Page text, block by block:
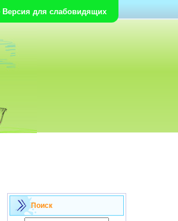
Версия для слабовидящих
09:28
Поиск